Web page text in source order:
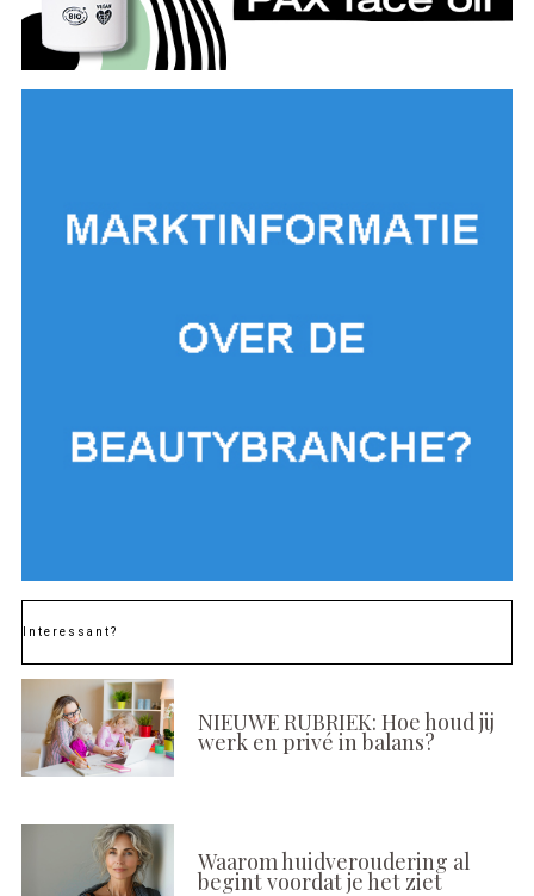
Interessant?
NIEUWE RUBRIEK: Hoe houd jij
werk en privé in balans?
Waarom huidveroudering al
begint voordat je het ziet